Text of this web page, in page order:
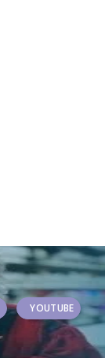
YOUTUBE